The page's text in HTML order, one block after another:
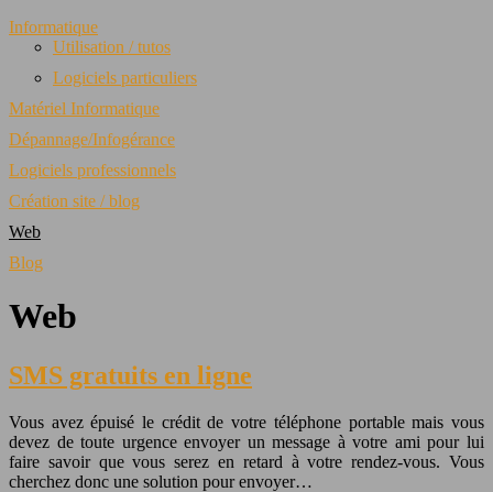
Informatique
Utilisation / tutos
Logiciels particuliers
Matériel Informatique
Dépannage/Infogérance
Logiciels professionnels
Création site / blog
Web
Blog
Web
SMS gratuits en ligne
Vous avez épuisé le crédit de votre téléphone portable mais vous
devez de toute urgence envoyer un message à votre ami pour lui
faire savoir que vous serez en retard à votre rendez-vous. Vous
cherchez donc une solution pour envoyer…